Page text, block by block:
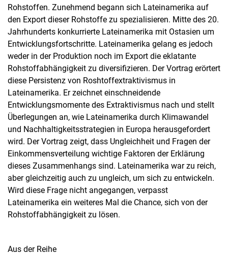
Rohstoffen. Zunehmend begann sich Lateinamerika auf
den Export dieser Rohstoffe zu spezialisieren. Mitte des 20.
Jahrhunderts konkurrierte Lateinamerika mit Ostasien um
Entwicklungsfortschritte. Lateinamerika gelang es jedoch
weder in der Produktion noch im Export die eklatante
Rohstoffabhängigkeit zu diversifizieren. Der Vortrag erörtert
diese Persistenz von Roshtoffextraktivismus in
Lateinamerika. Er zeichnet einschneidende
Entwicklungsmomente des Extraktivismus nach und stellt
Überlegungen an, wie Lateinamerika durch Klimawandel
und Nachhaltigkeitsstrategien in Europa herausgefordert
wird. Der Vortrag zeigt, dass Ungleichheit und Fragen der
Einkommensverteilung wichtige Faktoren der Erklärung
dieses Zusammenhangs sind. Lateinamerika war zu reich,
aber gleichzeitig auch zu ungleich, um sich zu entwickeln.
Wird diese Frage nicht angegangen, verpasst
Lateinamerika ein weiteres Mal die Chance, sich von der
Rohstoffabhängigkeit zu lösen.
Aus der Reihe